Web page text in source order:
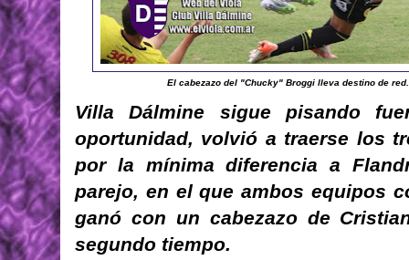
El cabezazo del "Chucky" Broggi lleva destino de
Villa Dálmine sigue pisando
oportunidad, volvió a traerse los
por la mínima diferencia a
parejo, en el que ambos equipos
ganó con un cabezazo de
segundo tiempo.